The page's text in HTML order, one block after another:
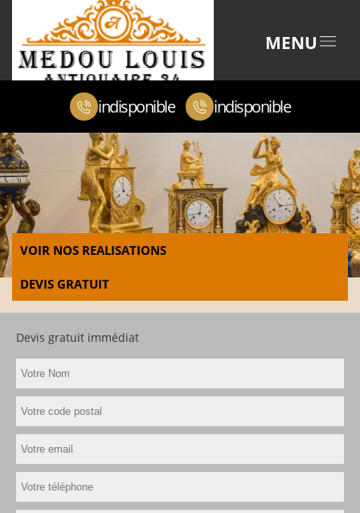
MENU
indisponible indisponible
VOIR NOS REALISATIONS
DEVIS GRATUIT
Devis gratuit immédiat